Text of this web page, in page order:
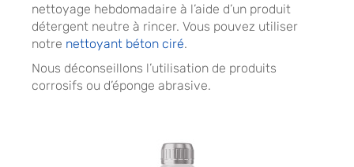
nettoyage hebdomadaire à l’aide d’un produit
détergent neutre à rincer. Vous pouvez utiliser
notre nettoyant béton ciré.
Nous déconseillons l’utilisation de produits
corrosifs ou d’éponge abrasive.